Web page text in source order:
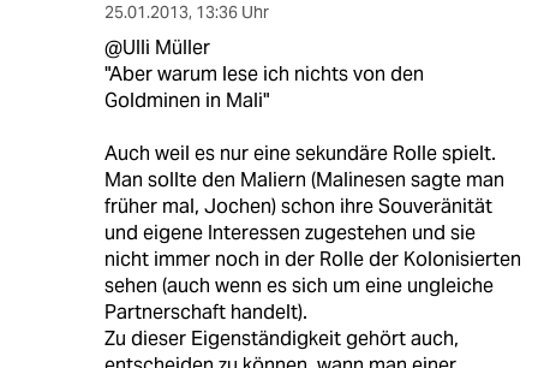
25.01.2013, 13:36 Uhr
@Ulli Müller
"Aber warum lese ich nichts von den
Goldminen in Mali"
Auch weil es nur eine sekundäre Rolle spielt.
Man sollte den Maliern (Malinesen sagte man
früher mal, Jochen) schon ihre Souveränität
und eigene Interessen zugestehen und sie
nicht immer noch in der Rolle der Kolonisierten
sehen (auch wenn es sich um eine ungleiche
Partnerschaft handelt).
Zu dieser Eigenständigkeit gehört auch,